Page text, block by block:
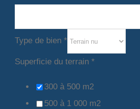
Type de bien *
Superficie du terrain *
300 à 500 m2
500 à 1 000 m2